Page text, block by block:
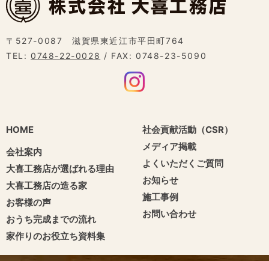
〒527-0087 滋賀県東近江市平田町764
TEL: 0748-22-0028 / FAX: 0748-23-5090
HOME
会社案内
大喜工務店が選ばれる理由
大喜工務店の造る家
お客様の声
おうち完成までの流れ
家作りのお役立ち資料集
社会貢献活動（CSR）
メディア掲載
よくいただくご質問
お知らせ
施工事例
お問い合わせ